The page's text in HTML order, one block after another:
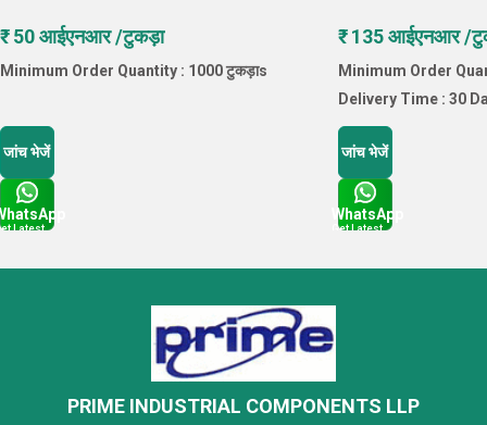
₹ 50 आईएनआर /टुकड़ा
Minimum Order Quantity : 1000 टुकड़ाs
जांच भेजें
Latest
₹ 135 आईएनआर /
Minimum Order
Delivery Time : 30
जांच भेजें
WhatsApp
Get Latest
PRIME INDUSTRIAL COMPONENTS LLP